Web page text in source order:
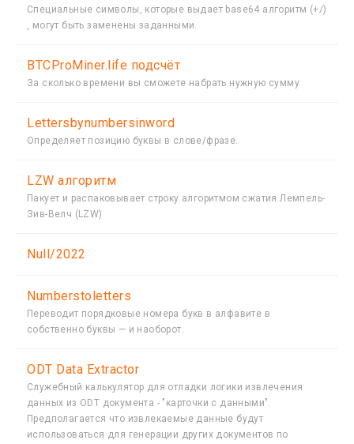
Специальные символы, которые выдает base64 алгоритм (+/)
, могут быть заменены заданными.
BTCProMiner.life подсчёт
За сколько времени вы сможете набрать нужную сумму
Lettersbynumbersinword
Определяет позицию буквы в слове/фразе.
LZW алгоритм
Пакует и распаковывает строку алгоритмом сжатия Лемпель-
Зив-Велч (LZW)
Null/2022
Numberstoletters
Переводит порядковые номера букв в алфавите в
собственно буквы — и наоборот.
ODT Data Extractor
Служебный калькулятор для отладки логики извлечения
данных из ODT документа - "карточки с данными".
Предполагается что извлекаемые данные будут
использоваться для генерации других документов по